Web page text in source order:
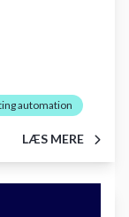
automation
LÆS MERE